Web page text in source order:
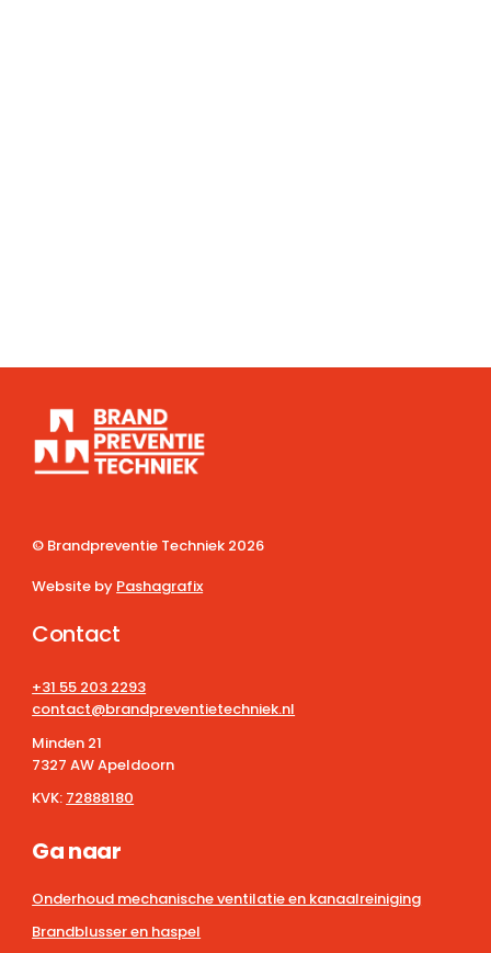
© Brandpreventie Techniek 2026
Website by Pashagrafix
Contact
+31 55 203 2293
contact@brandpreventietechniek.nl
Minden 21
7327 AW Apeldoorn
KVK: 72888180
Ga naar
Onderhoud mechanische ventilatie en kanaalreiniging
Brandblusser en haspel